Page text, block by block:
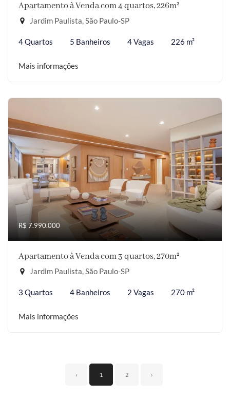
Apartamento à Venda com 4 quartos, 226m²
Jardim Paulista, São Paulo-SP
4 Quartos 5 Banheiros 4 Vagas 226 m²
Mais informações
R$ 7.990.000
Apartamento à Venda com 3 quartos, 270m²
Jardim Paulista, São Paulo-SP
3 Quartos 4 Banheiros 2 Vagas 270 m²
Mais informações
‹ 1 2 ›